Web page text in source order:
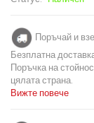
Поръчай и
Безплатна
Поръчка на
цялата страна.
Вижте повече